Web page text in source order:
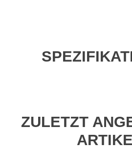
ZULETZT